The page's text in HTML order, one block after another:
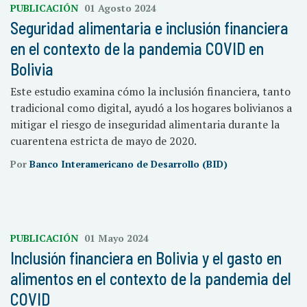
PUBLICACIÓN 01 Agosto 2024
Seguridad alimentaria e inclusión financiera
en el contexto de la pandemia COVID en
Bolivia
Este estudio examina cómo la inclusión financiera, tanto
tradicional como digital, ayudó a los hogares bolivianos a
mitigar el riesgo de inseguridad alimentaria durante la
cuarentena estricta de mayo de 2020.
Por Banco Interamericano de Desarrollo (BID)
PUBLICACIÓN 01 Mayo 2024
Inclusión financiera en Bolivia y el gasto en
alimentos en el contexto de la pandemia del
COVID